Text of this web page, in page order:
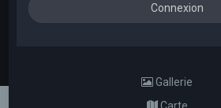
Gallerie
Carte